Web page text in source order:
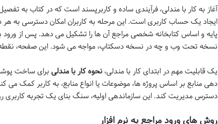
آغاز به کار با مندلی، فرآیندی ساده و کاربرپسند است که در کتاب به
ایجاد یک حساب کاربری است. این مرحله به کاربران امکان دسترسی
پایه و اساس کتابخانه شخصی مراجع آن ها را تشکیل می دهد. پس از ورود
نسخه تحت وب و چه در نسخه دسکتاپ، مواجه می شود. این صفحه، نقطه
یک قابلیت مهم در ابتدای کار با مندلی،نحوه کار با مندلی برای ساخت
دهی منابع بر اساس پروژه ها، موضوعات یا انواع منابع، به کاربر کمک می
دسترس مدیریت کند. این سازماندهی اولیه، سنگ بنای یک تجربه کاربری
روش های ورود مراجع به نرم افزار